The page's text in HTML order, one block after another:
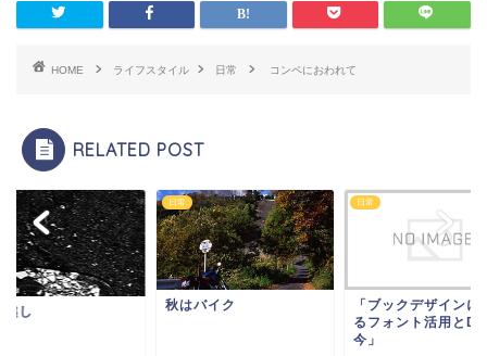
HOME ライフスタイル 日常 コンペにおわれて
RELATED POST
越し
日常
秋はバイク
日常
「ブックデザインに
るフォント活用と
今」